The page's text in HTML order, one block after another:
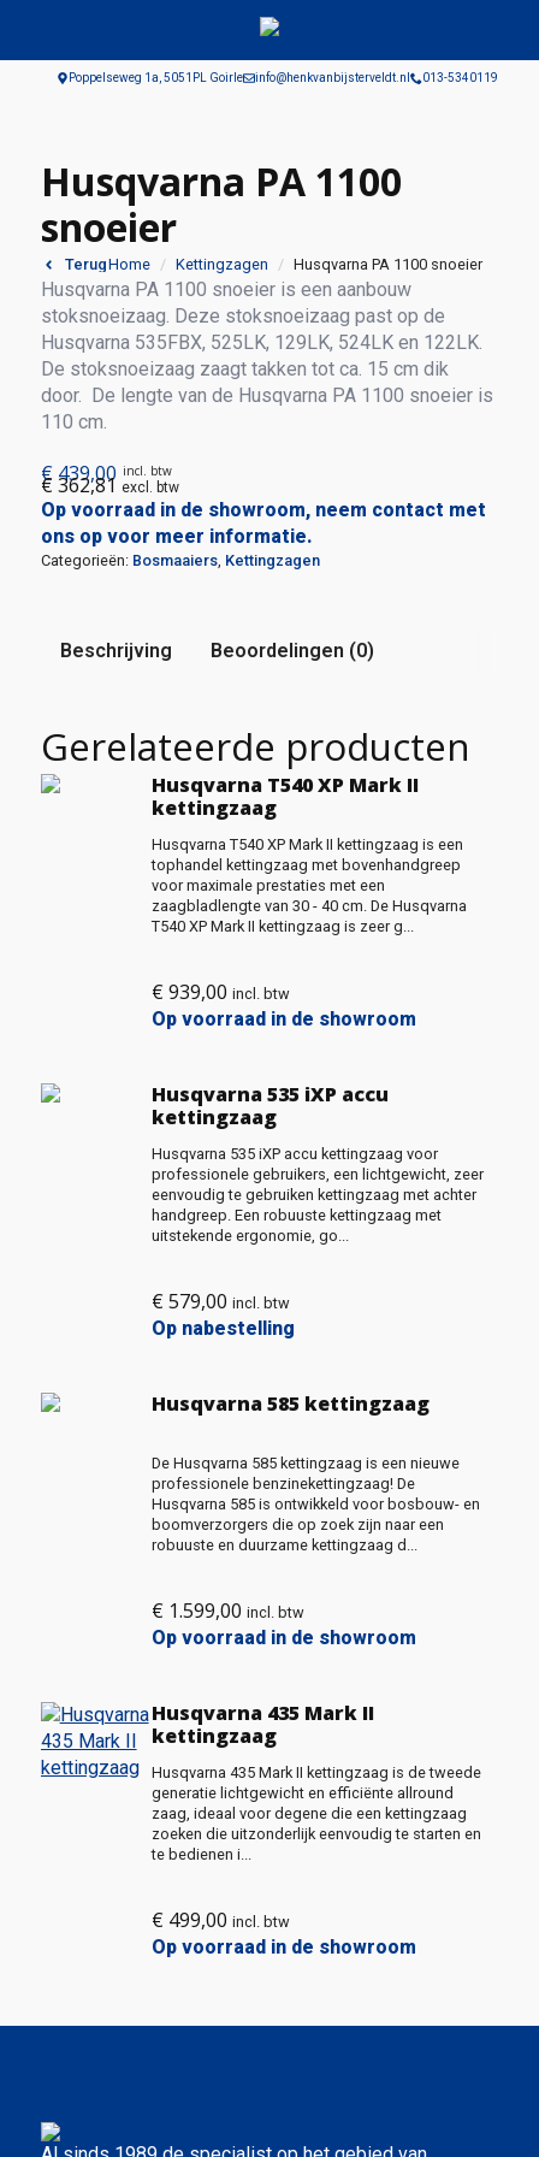
Poppelseweg 1a, 5051PL Goirle info@henkvanbijsterveldt.nl 013-5340119
Husqvarna PA 1100
snoeier
TerugHome Kettingzagen Husqvarna PA 1100 snoeier
Husqvarna PA 1100 snoeier is een aanbouw
stoksnoeizaag. Deze stoksnoeizaag past op de
Husqvarna 535FBX, 525LK, 129LK, 524LK en 122LK.
De stoksnoeizaag zaagt takken tot ca. 15 cm dik
door. De lengte van de Husqvarna PA 1100 snoeier is
110 cm.
€439,00 incl. btw
€ 362,81 excl. btw
Op voorraad in de showroom, neem contact met
ons op voor meer informatie.
Categorieën: Bosmaaiers, Kettingzagen
Beschrijving Beoordelingen (0)
Gerelateerde producten
Husqvarna T540 XP Mark II
kettingzaag
Husqvarna T540 XP Mark II kettingzaag is een
tophandel kettingzaag met bovenhandgreep
voor maximale prestaties met een
zaagbladlengte van 30 - 40 cm. De Husqvarna
T540 XP Mark II kettingzaag is zeer g...
€ 939,00 incl. btw
Op voorraad in de showroom
Husqvarna 535 iXP accu
kettingzaag
Husqvarna 535 iXP accu kettingzaag voor
professionele gebruikers, een lichtgewicht, zeer
eenvoudig te gebruiken kettingzaag met achter
handgreep. Een robuuste kettingzaag met
uitstekende ergonomie, go...
€ 579,00 incl. btw
Op nabestelling
Husqvarna 585 kettingzaag
De Husqvarna 585 kettingzaag is een nieuwe
professionele benzinekettingzaag! De
Husqvarna 585 is ontwikkeld voor bosbouw- en
boomverzorgers die op zoek zijn naar een
robuuste en duurzame kettingzaag d...
€ 1.599,00 incl. btw
Op voorraad in de showroom
Husqvarna 435 Mark II
kettingzaag
Husqvarna 435 Mark II kettingzaag is de tweede
generatie lichtgewicht en efficiënte allround
zaag, ideaal voor degene die een kettingzaag
zoeken die uitzonderlijk eenvoudig te starten en
te bedienen i...
€ 499,00 incl. btw
Op voorraad in de showroom